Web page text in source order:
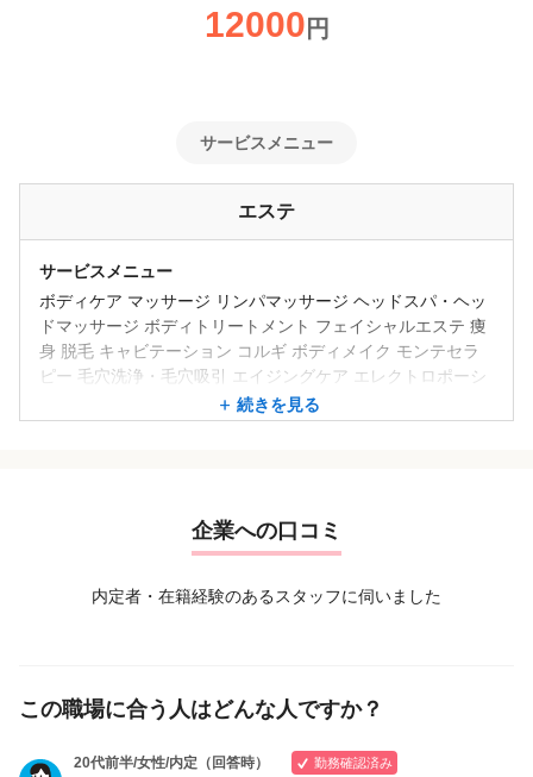
12000 円
サービスメニュー
エステ
サービスメニュー
ボディケア マッサージ リンパマッサージ ヘッドスパ・ヘッ
ドマッサージ ボディトリートメント フェイシャルエステ 痩
身 脱毛 キャビテーション コルギ ボディメイク モンテセラ
ピー 毛穴洗浄・毛穴吸引 エイジングケア エレクトロポーシ
康のためにリピートして下さっている方が多いです♪最近は
コルギなど小顔や美肌のお客様が増えています
続きを見る
企業への口コミ
内定者・在籍経験のあるスタッフに伺いました
この職場に合う人はどんな人ですか？
20代前半/女性/内定（回答時）
勤務確認済み